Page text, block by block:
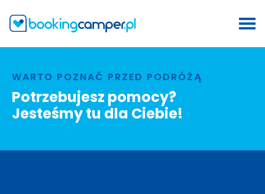
WARTO POZNAĆ PRZED PODRÓŻĄ
Potrzebujesz pomocy?
Jesteśmy tu dla Ciebie!